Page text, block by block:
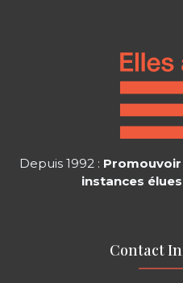
Depuis 1992 :
instances
Contact